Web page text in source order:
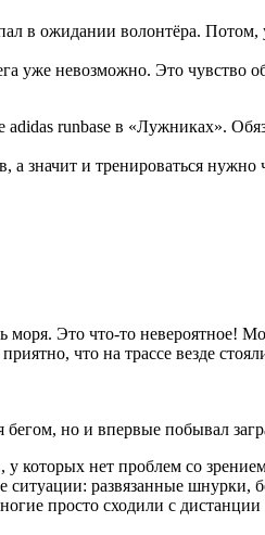
в ожидании волонтёра. Потом,
уже невозможно. Это чувство
runbase в «Лужниках».
а значит и тренироваться
Это что-то невероятное!
что на трассе везде
бегом, но и впервые побывал
которых нет проблем со
развязанные шнурки,
просто сходили с